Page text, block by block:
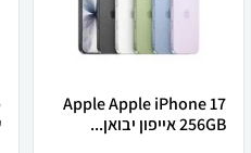
Apple Apple iPhone 17
256GB אייפון יבואן...